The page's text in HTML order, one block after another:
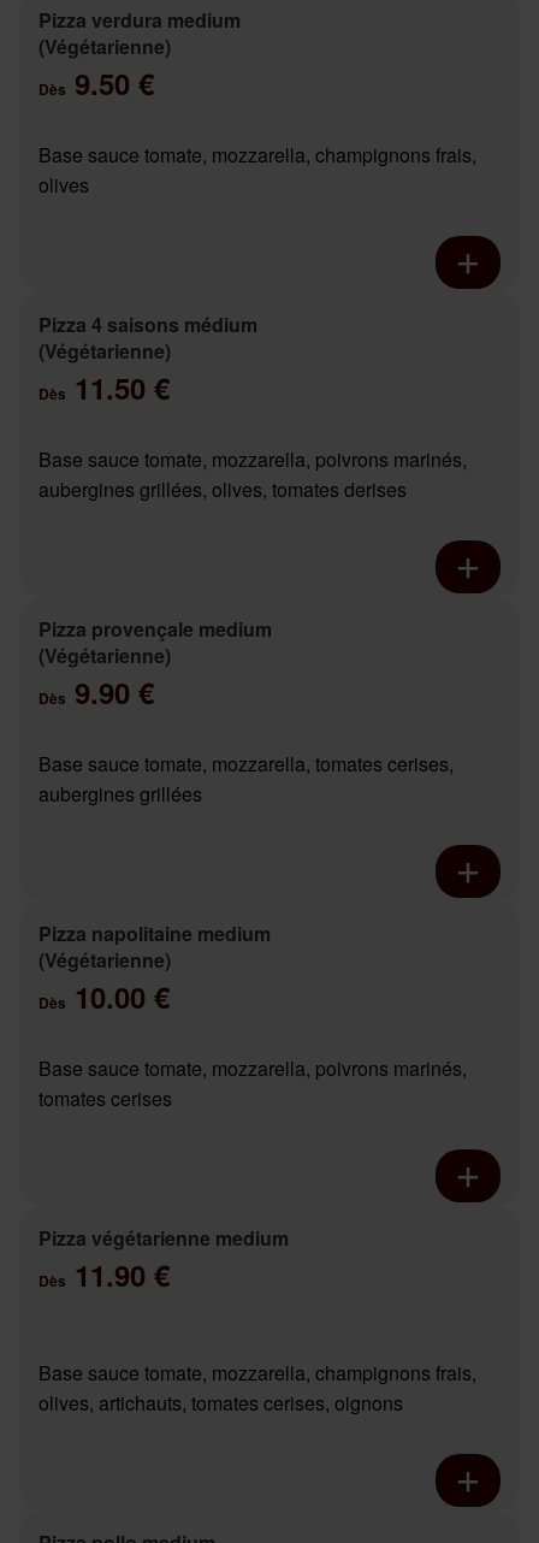
Pizza verdura medium
(Végétarienne)
Dès 9.50 €
Base sauce tomate, mozzarella, champignons frais,
olives
Pizza 4 saisons médium
(Végétarienne)
Dès 11.50 €
Base sauce tomate, mozzarella, poivrons marinés,
aubergines grillées, olives, tomates derises
Pizza provençale medium
(Végétarienne)
Dès 9.90 €
Base sauce tomate, mozzarella, tomates cerises,
aubergines grillées
Pizza napolitaine medium
(Végétarienne)
Dès 10.00 €
Base sauce tomate, mozzarella, poivrons marinés,
tomates cerises
Pizza végétarienne medium
Dès 11.90 €
Base sauce tomate, mozzarella, champignons frais,
olives, artichauts, tomates cerises, oignons